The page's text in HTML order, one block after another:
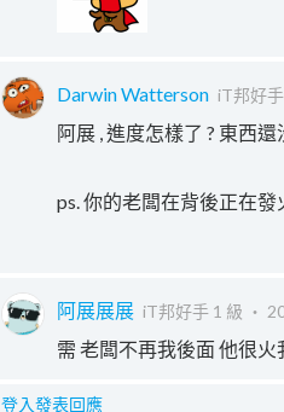
Darwin Watterson iT邦好
阿展 , 進度怎樣了 ? 東西
ps. 你的老闆在背後正在發
阿展展展 iT邦好手 1 級 ‧
需 老闆不再我後面 他很火
登入發表回應